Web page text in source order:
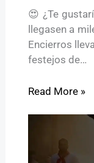
😍 ¿Te
llegasen a
Encierros
festejos de…
Read More »